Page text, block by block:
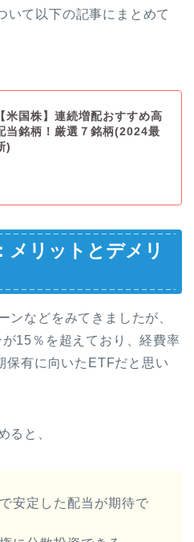
いて以下の記事にまとめて
【米国株】連続増配おすすめ高
当銘柄！厳選７銘柄(2024最
)
メリットとデメリ
ンなどをみてきましたが、
15％を超えており、経費率
保有に向いたETFだと思い
ると、
安定した配当が期待で